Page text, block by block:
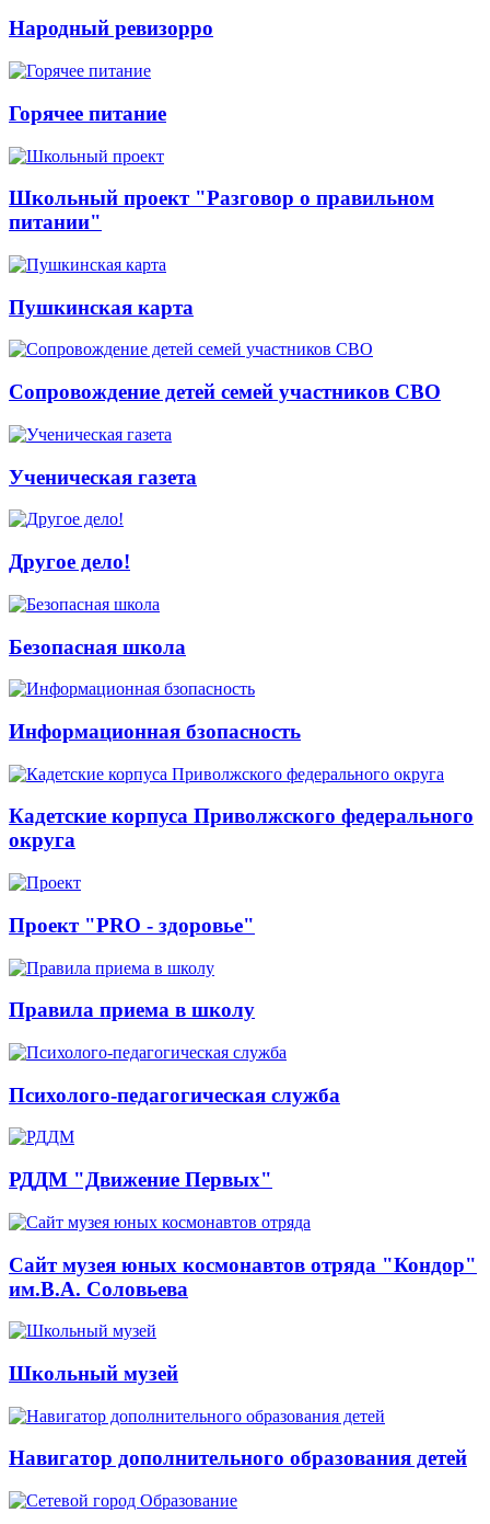
Народный ревизорро
Горячее питание
Школьный проект "Разговор о правильном
питании"
Пушкинская карта
Сопровождение детей семей участников СВО
Ученическая газета
Другое дело!
Безопасная школа
Информационная бзопасность
Кадетские корпуса Приволжского федерального
округа
Проект "PRO - здоровье"
Правила приема в школу
Психолого-педагогическая служба
РДДМ "Движение Первых"
Сайт музея юных космонавтов отряда "Кондор"
им.В.А. Соловьева
Школьный музей
Навигатор дополнительного образования детей